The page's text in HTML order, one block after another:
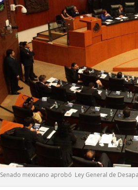
Senado mexicano aprobó Ley General de